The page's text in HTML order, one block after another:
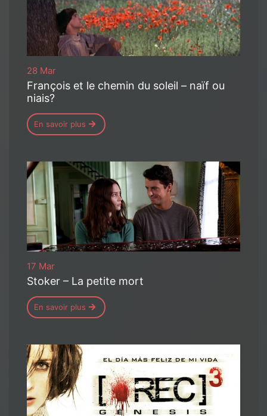
28 Mar
François et le chemin du soleil – naïf ou
niais?
En savoir plus
17 Mar
Stoker – La petite mort
En savoir plus